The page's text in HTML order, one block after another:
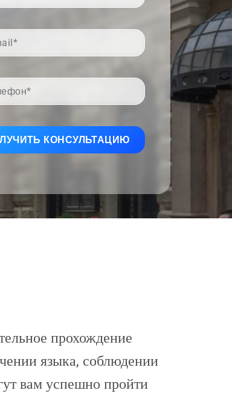
прохождение
языка, соблюдении
вам успешно пройти